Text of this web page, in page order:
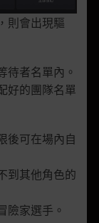
則會出現驅
待者名單內。
好的團隊名單
後可在場內自
到其他角色的
險家選手。